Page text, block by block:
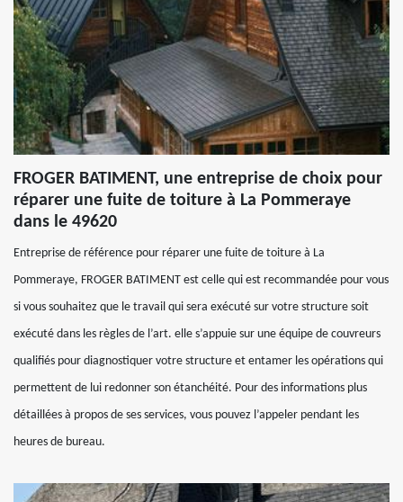
FROGER BATIMENT, une entreprise de choix pour
réparer une fuite de toiture à La Pommeraye
dans le 49620
Entreprise de référence pour réparer une fuite de toiture à La
Pommeraye, FROGER BATIMENT est celle qui est recommandée pour vous
si vous souhaitez que le travail qui sera exécuté sur votre structure soit
exécuté dans les règles de l’art. elle s’appuie sur une équipe de couvreurs
qualifiés pour diagnostiquer votre structure et entamer les opérations qui
permettent de lui redonner son étanchéité. Pour des informations plus
détaillées à propos de ses services, vous pouvez l’appeler pendant les
heures de bureau.